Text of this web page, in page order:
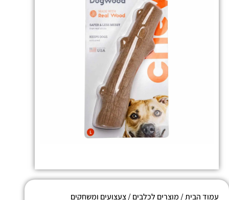
עמוד הבית/ מוצרים לכלבים/צעצועים ומשחקים